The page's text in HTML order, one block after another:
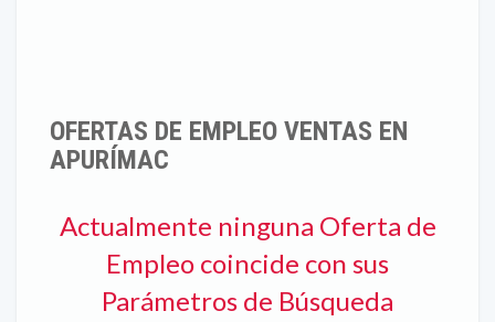
OFERTAS DE EMPLEO VENTAS EN
APURÍMAC
Actualmente ninguna Oferta de
Empleo coincide con sus
Parámetros de Búsqueda